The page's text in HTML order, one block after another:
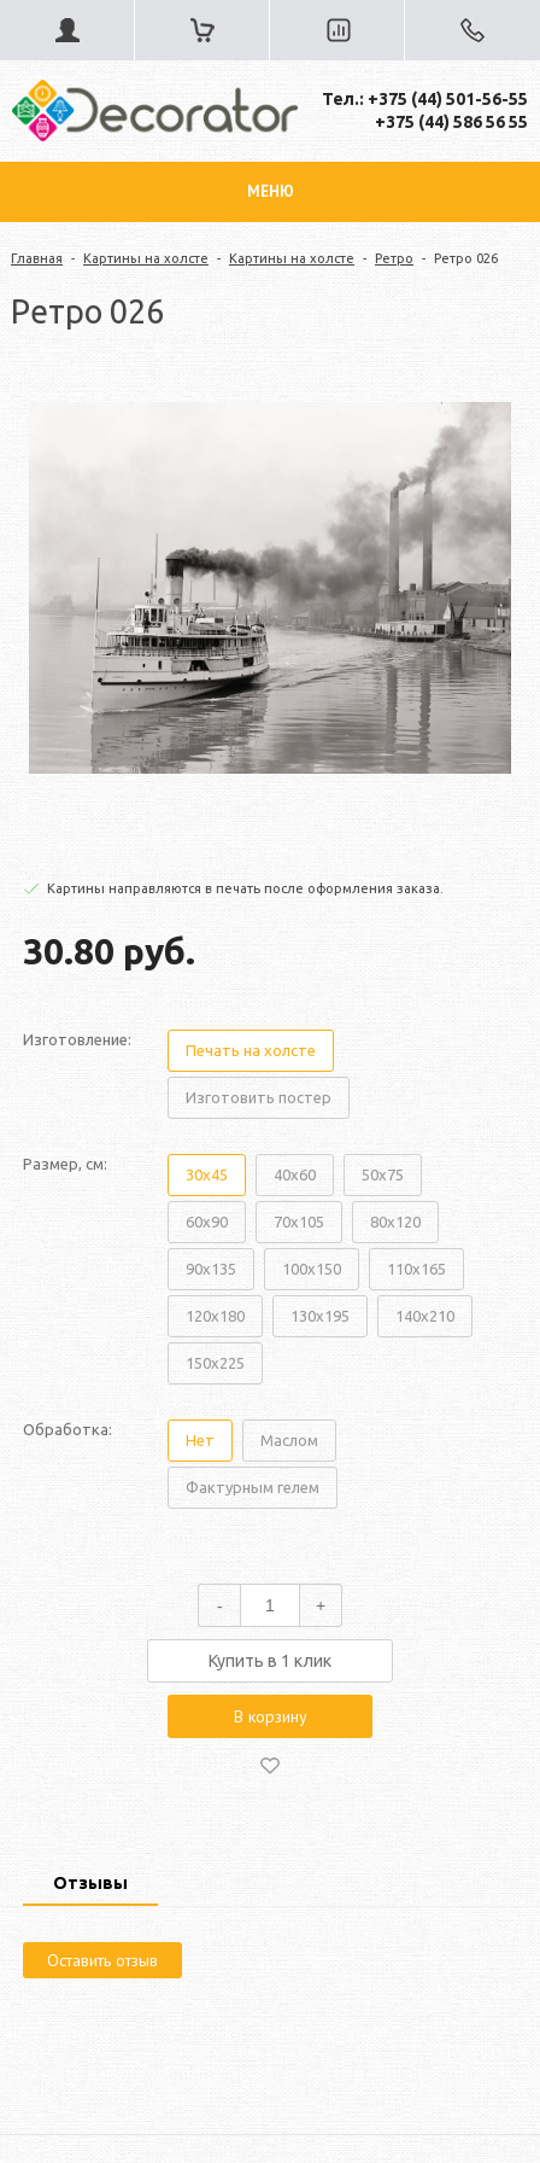
Тел.: +375 (44) 501-56-55
+375 (44) 586 56 55
МЕНЮ
Главная - Картины на холсте - Картины на холсте - Ретро - Ретро 026
Ретро 026
Картины направляются в печать после оформления заказа.
30.80 руб.
Изготовление:
Печать на холсте
Изготовить постер
Размер, см:
30x45 40x60 50x75
60x90 70x105 80x120
90x135 100x150 110x165
120x180 130x195 140x210
150x225
Обработка:
Нет Маслом
Фактурным гелем
- +
Купить в 1 клик
В корзину
Отзывы
Оставить отзыв